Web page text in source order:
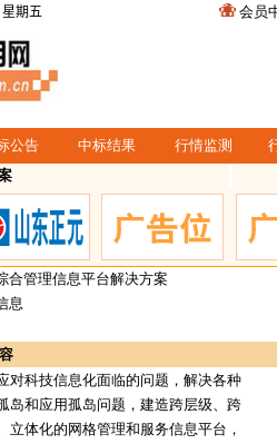
星期五 会员
公告 中标结果 行情监测
合管理信息平台解决方案
息
科技信息化面临的问题，解决各种
岛和应用孤岛问题，建造跨层级、跨
立体化的网格管理和服务信息平台，